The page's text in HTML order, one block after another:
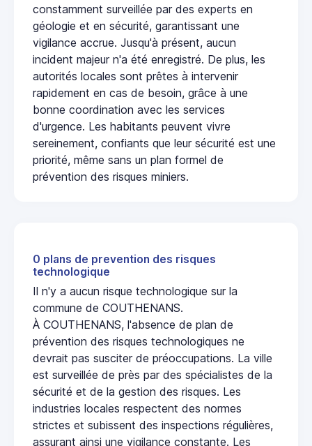
constamment surveillée par des experts en
géologie et en sécurité, garantissant une
vigilance accrue. Jusqu'à présent, aucun
incident majeur n'a été enregistré. De plus, les
autorités locales sont prêtes à intervenir
rapidement en cas de besoin, grâce à une
bonne coordination avec les services
d'urgence. Les habitants peuvent vivre
sereinement, confiants que leur sécurité est une
priorité, même sans un plan formel de
prévention des risques miniers.
0 plans de prevention des risques
technologique
Il n'y a aucun risque technologique sur la
commune de COUTHENANS.
À COUTHENANS, l'absence de plan de
prévention des risques technologiques ne
devrait pas susciter de préoccupations. La ville
est surveillée de près par des spécialistes de la
sécurité et de la gestion des risques. Les
industries locales respectent des normes
strictes et subissent des inspections régulières,
assurant ainsi une vigilance constante. Les